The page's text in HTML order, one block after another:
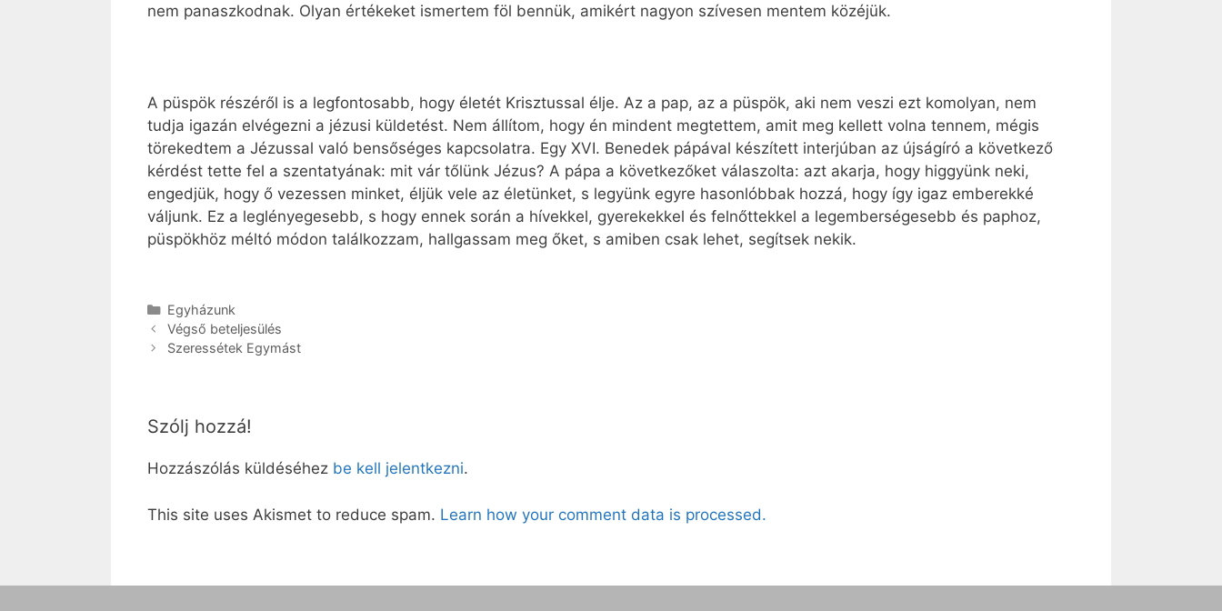
nem panaszkodnak. Olyan értékeket ismertem föl bennük, amikért nagyon szívesen mentem közéjük.
A püspök részéről is a legfontosabb, hogy életét Krisztussal élje. Az a pap, az a püspök, aki nem veszi ezt komolyan, nem
tudja igazán elvégezni a jézusi küldetést. Nem állítom, hogy én mindent megtettem, amit meg kellett volna tennem, mégis
törekedtem a Jézussal való bensőséges kapcsolatra. Egy XVI. Benedek pápával készített interjúban az újságíró a következő
kérdést tette fel a szentatyának: mit vár tőlünk Jézus? A pápa a következőket válaszolta: azt akarja, hogy higgyünk neki,
engedjük, hogy ő vezessen minket, éljük vele az életünket, s legyünk egyre hasonlóbbak hozzá, hogy így igaz emberekké
váljunk. Ez a leglényegesebb, s hogy ennek során a hívekkel, gyerekekkel és felnőttekkel a legemberségesebb és paphoz,
püspökhöz méltó módon találkozzam, hallgassam meg őket, s amiben csak lehet, segítsek nekik.
Kategória
Egyházunk
Végső beteljesülés
Szeressétek Egymást
Szólj hozzá!
Hozzászólás küldéséhez be kell jelentkezni.
This site uses Akismet to reduce spam. Learn how your comment data is processed.